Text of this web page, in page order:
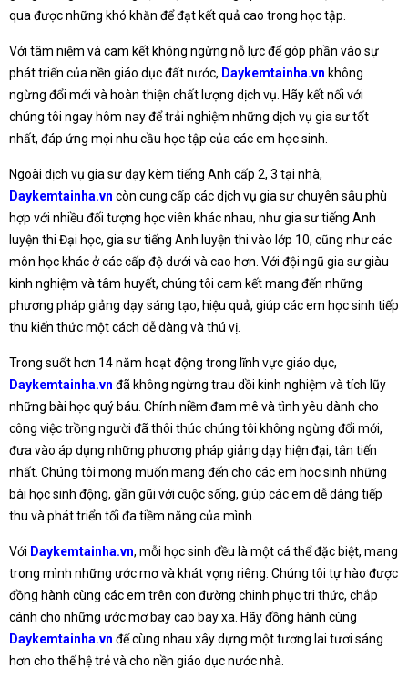
qua được những khó khăn để đạt kết quả cao trong học tập.
Với tâm niệm và cam kết không ngừng nỗ lực để góp phần vào sự
phát triển của nền giáo dục đất nước, Daykemtainha.vn không
ngừng đổi mới và hoàn thiện chất lượng dịch vụ. Hãy kết nối với
chúng tôi ngay hôm nay để trải nghiệm những dịch vụ gia sư tốt
nhất, đáp ứng mọi nhu cầu học tập của các em học sinh.
Ngoài dịch vụ gia sư dạy kèm tiếng Anh cấp 2, 3 tại nhà,
Daykemtainha.vn còn cung cấp các dịch vụ gia sư chuyên sâu phù
hợp với nhiều đối tượng học viên khác nhau, như gia sư tiếng Anh
luyện thi Đại học, gia sư tiếng Anh luyện thi vào lớp 10, cũng như các
môn học khác ở các cấp độ dưới và cao hơn. Với đội ngũ gia sư giàu
kinh nghiệm và tâm huyết, chúng tôi cam kết mang đến những
phương pháp giảng dạy sáng tạo, hiệu quả, giúp các em học sinh tiếp
thu kiến thức một cách dễ dàng và thú vị.
Trong suốt hơn 14 năm hoạt động trong lĩnh vực giáo dục,
Daykemtainha.vn đã không ngừng trau dồi kinh nghiệm và tích lũy
những bài học quý báu. Chính niềm đam mê và tình yêu dành cho
công việc trồng người đã thôi thúc chúng tôi không ngừng đổi mới,
đưa vào áp dụng những phương pháp giảng dạy hiện đại, tân tiến
nhất. Chúng tôi mong muốn mang đến cho các em học sinh những
bài học sinh động, gần gũi với cuộc sống, giúp các em dễ dàng tiếp
thu và phát triển tối đa tiềm năng của mình.
Với Daykemtainha.vn, mỗi học sinh đều là một cá thể đặc biệt, mang
trong mình những ước mơ và khát vọng riêng. Chúng tôi tự hào được
đồng hành cùng các em trên con đường chinh phục tri thức, chắp
cánh cho những ước mơ bay cao bay xa. Hãy đồng hành cùng
Daykemtainha.vn để cùng nhau xây dựng một tương lai tươi sáng
hơn cho thế hệ trẻ và cho nền giáo dục nước nhà.